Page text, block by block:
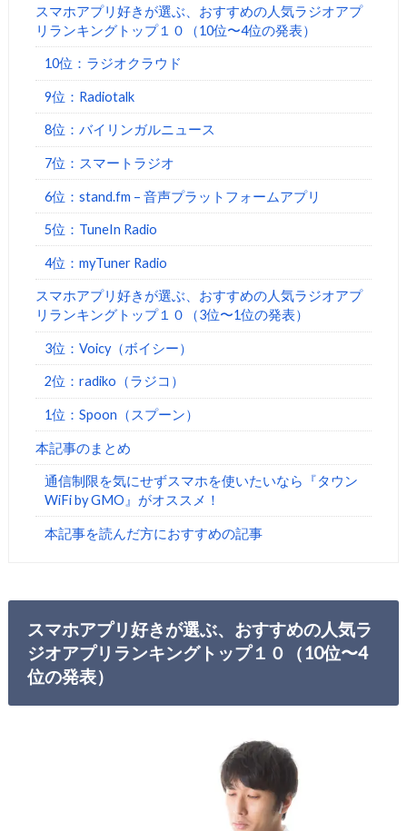
スマホアプリ好きが選ぶ、おすすめの人気ラジオアプ
リランキングトップ１０（10位〜4位の発表）
10位：ラジオクラウド
9位：Radiotalk
8位：バイリンガルニュース
7位：スマートラジオ
6位：stand.fm – 音声プラットフォームアプリ
5位：TuneIn Radio
4位：myTuner Radio
スマホアプリ好きが選ぶ、おすすめの人気ラジオアプ
リランキングトップ１０（3位〜1位の発表）
3位：Voicy（ボイシー）
2位：radiko（ラジコ）
1位：Spoon（スプーン）
本記事のまとめ
通信制限を気にせずスマホを使いたいなら『タウン
WiFi by GMO』がオススメ！
本記事を読んだ方におすすめの記事
スマホアプリ好きが選ぶ、おすすめの人気ラ
ジオアプリランキングトップ１０（10位〜4
位の発表）